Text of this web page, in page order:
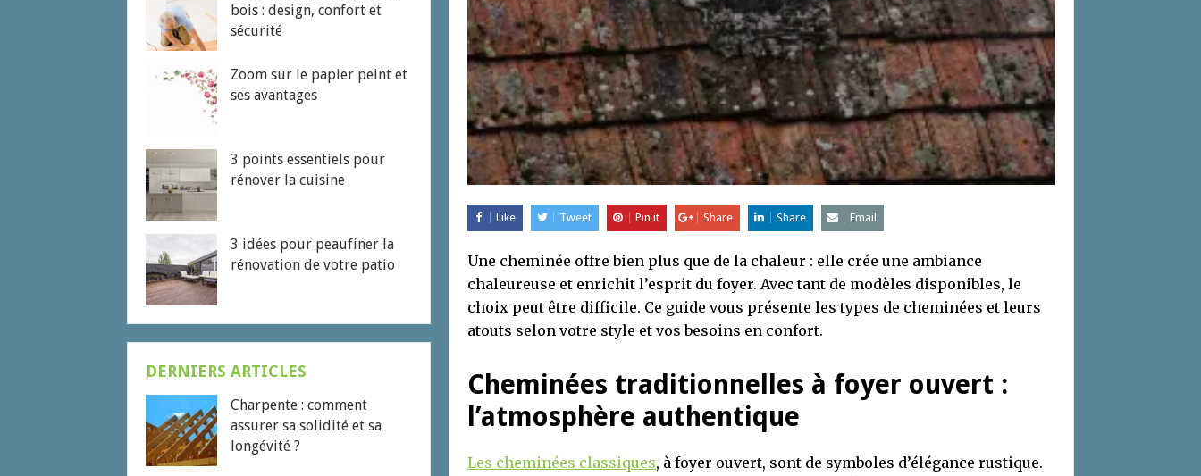
Like Tweet Pin it Share Share Email
Une cheminée offre bien plus que de la chaleur : elle crée une ambiance
chaleureuse et enrichit l’esprit du foyer. Avec tant de modèles disponibles, le
choix peut être difficile. Ce guide vous présente les types de cheminées et leurs
atouts selon votre style et vos besoins en confort.
Cheminées traditionnelles à foyer ouvert :
l’atmosphère authentique
Les cheminées classiques, à foyer ouvert, sont de symboles d’élégance rustique.
bois : design, confort et
sécurité
Zoom sur le papier peint et
ses avantages
3 points essentiels pour
rénover la cuisine
3 idées pour peaufiner la
rénovation de votre patio
DERNIERS ARTICLES
Charpente : comment
assurer sa solidité et sa
longévité ?